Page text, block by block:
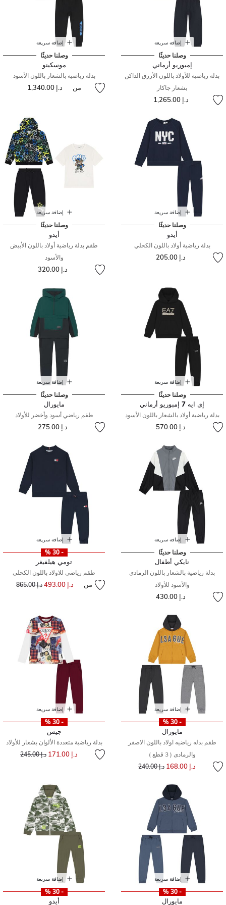
إضافة سريعة
وصلنا حديثًا
إمبوريو أرماني
بدلة رياضية للأولاد باللون الأزرق الداكن
بشعار جاكار
د.إ 1,265.00
إضافة سريعة
وصلنا حديثًا
موسكينو
بدلة رياضية بالشعار باللون الأسود
من د.إ 1,340.00
إضافة سريعة
وصلنا حديثًا
أيدو
بدلة رياضية أولاد باللون الكحلي
د.إ 205.00
إضافة سريعة
وصلنا حديثًا
أيدو
طقم بدلة رياضية أولاد باللون الأبيض
والأسود
د.إ 320.00
إضافة سريعة
وصلنا حديثًا
إى ايه 7 إمبوريو أرماني
بدلة رياضية أولاد بالشعار باللون الأسود
د.إ 570.00
إضافة سريعة
وصلنا حديثًا
مايورال
طقم رياضي أسود وأخضر للأولاد
د.إ 275.00
إضافة سريعة
وصلنا حديثًا
نايكي أطفال
بدلة رياضية بالشعار باللون الرمادي
والأسود للأولاد
د.إ 430.00
إضافة سريعة
- 30 %
تومي هيلفيغر
طقم رياضى للاولاد باللون الكحلى
من د.إ 493.00 سعر مخفض من
د.إ 865.00 إلى
إضافة سريعة
- 30 %
مايورال
طقم بدله رياضيه اولاد باللون الاصفر
والرمادى ( 3 قطع )
د.إ 168.00 سعر مخفض مند.إ 240.00
إضافة سريعة
- 30 %
جيس
بدلة رياضية متعددة الألوان بشعار للأولاد
د.إ 171.00 سعر مخفض من
د.إ 245.00 إلى
إضافة سريعة
- 30 %
مايورال
إضافة سريعة
- 30 %
أيدو